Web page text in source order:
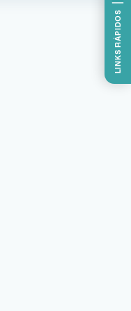
LINKS RÁPIDOS